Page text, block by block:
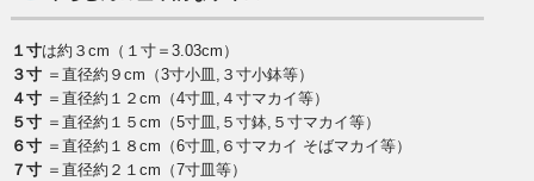
１寸は約３cm（１寸＝3.03cm）
３寸 ＝直径約９cm（3寸小皿,３寸小鉢等）
４寸 ＝直径約１２cm（4寸皿,４寸マカイ等）
５寸 ＝直径約１５cm（5寸皿,５寸鉢,５寸マカイ等）
６寸 ＝直径約１８cm（6寸皿,６寸マカイ そばマカイ等）
７寸 ＝直径約２１cm（7寸皿等）